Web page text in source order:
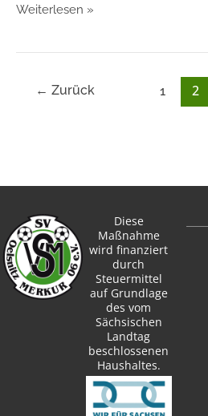
Weiterlesen »
← Zurück 1 2
Diese
Maßnahme
wird finanziert
durch
Steuermittel
auf Grundlage
des vom
Sächsischen
Landtag
beschlossenen
Haushaltes.